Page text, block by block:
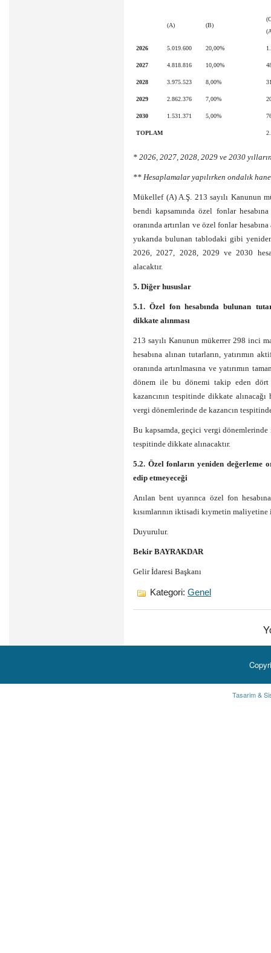
(A) (B)
2026 5.019.600 20,00%
2027 4.818.816 10,00%
2028 3.975.523 8,00%
2029 2.862.376 7,00%
2030 1.531.371 5,00%
TOPLAM
* 2026, 2027, 2028, 2029 ve 2030
** Hesaplamalar yapılırken ondalık
Mükellef (A) A.Ş. 213 sayılı Kanunun
bendi kapsamında özel fonlar
oranında artırılan ve özel fonlar
yukarıda bulunan tablodaki gibi
2026, 2027, 2028, 2029 ve 2030
alacaktır.
5. Diğer hususlar
5.1. Özel fon hesabında bulunan
dikkate alınması
213 sayılı Kanunun mükerrer 298 inci
hesabına alınan tutarların, yatırımın
oranında artırılmasına ve yatırımın
dönem ile bu dönemi takip eden dört
kazancının tespitinde dikkate
vergi dönemlerinde de kazancın
Bu kapsamda, geçici vergi
tespitinde dikkate alınacaktır.
5.2. Özel fonların yeniden değerleme
edip etmeyeceği
Anılan bent uyarınca özel fon
kısımlarının iktisadi kıymetin
Duyurulur.
Bekir BAYRAKDAR
Gelir İdaresi Başkanı
Kategori: Genel
Tasarim &